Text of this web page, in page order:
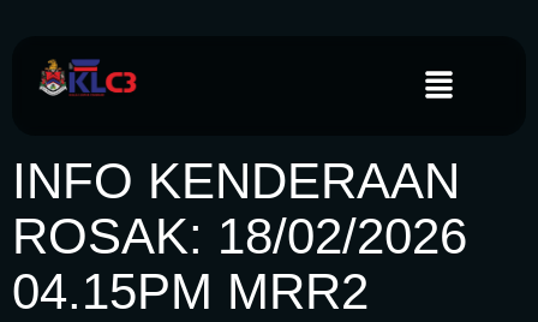
INFO KENDERAAN
ROSAK: 18/02/2026
04.15PM MRR2